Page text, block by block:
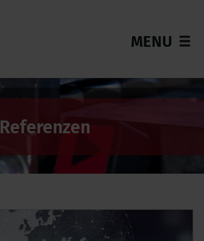
MENU
Referenzen